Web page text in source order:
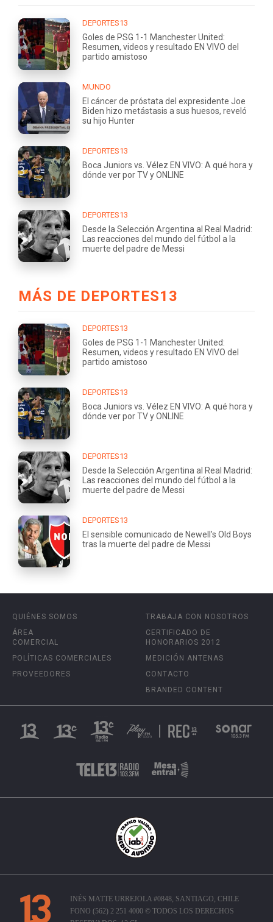
DEPORTES13
Goles de PSG 1-1 Manchester United:
Resumen, videos y resultado EN VIVO del
partido amistoso
MUNDO
El cáncer de próstata del expresidente Joe
Biden hizo metástasis a sus huesos, reveló
su hijo Hunter
DEPORTES13
Boca Juniors vs. Vélez EN VIVO: A qué hora y
dónde ver por TV y ONLINE
DEPORTES13
Desde la Selección Argentina al Real Madrid:
Las reacciones del mundo del fútbol a la
muerte del padre de Messi
MÁS DE DEPORTES13
DEPORTES13
Goles de PSG 1-1 Manchester United:
Resumen, videos y resultado EN VIVO del
partido amistoso
DEPORTES13
Boca Juniors vs. Vélez EN VIVO: A qué hora y
dónde ver por TV y ONLINE
DEPORTES13
Desde la Selección Argentina al Real Madrid:
Las reacciones del mundo del fútbol a la
muerte del padre de Messi
DEPORTES13
El sensible comunicado de Newell’s Old Boys
tras la muerte del padre de Messi
QUIÉNES SOMOS
ÁREA
COMERCIAL
POLÍTICAS COMERCIALES
PROVEEDORES
TRABAJA CON NOSOTROS
CERTIFICADO DE
HONORARIOS 2012
MEDICIÓN ANTENAS
CONTACTO
BRANDED CONTENT
INÉS MATTE URREJOLA #0848, SANTIAGO, CHILE
FONO (562) 2 251 4000 © TODOS LOS DERECHOS